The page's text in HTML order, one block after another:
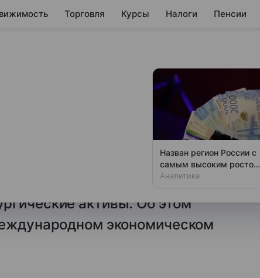
Торговля Курсы Налоги Пенсии
рассказал об
ПАО «Северсталь» Алексей
ошибку в бизнесе
компания активно
активы. Об этом
экономическом
Назван регион России с
самым высоким ростом
зарплат за полгода
Аналитика